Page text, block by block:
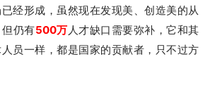
经形成，虽然现在发现美、创造美的从
仍有500万人才缺口需要弥补，它和其
员一样，都是国家的贡献者，只不过方